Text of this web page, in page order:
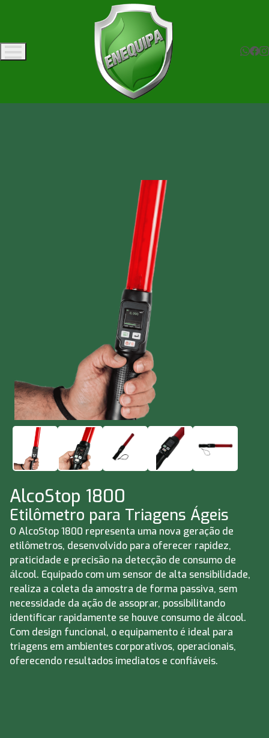
AlcoStop 1800
Etilômetro para Triagens Ágeis
O AlcoStop 1800 representa uma nova geração de
etilômetros, desenvolvido para oferecer rapidez,
praticidade e precisão na detecção de consumo de
álcool. Equipado com um sensor de alta sensibilidade,
realiza a coleta da amostra de forma passiva, sem
necessidade da ação de assoprar, possibilitando
identificar rapidamente se houve consumo de álcool.
Com design funcional, o equipamento é ideal para
triagens em ambientes corporativos, operacionais,
oferecendo resultados imediatos e confiáveis.